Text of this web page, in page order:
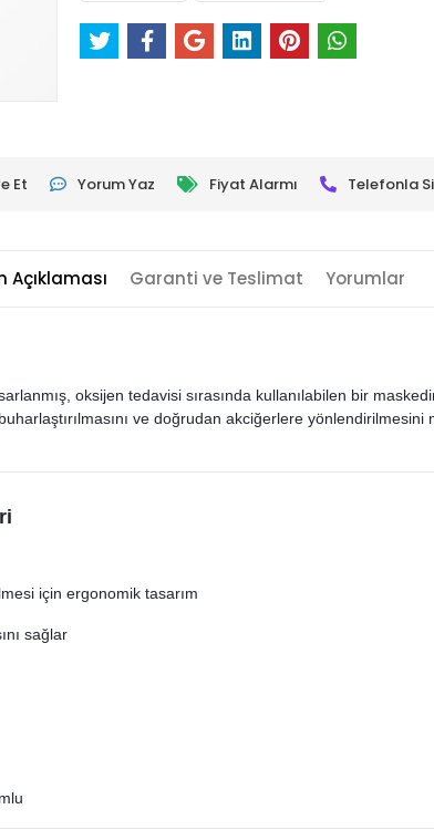
Et Yorum Yaz Fiyat Alarmı Telefonla
Açıklaması Garanti ve Teslimat Yorumlar
oksijen tedavisi sırasında kullanılabilen bir
ve doğrudan akciğerlere
için ergonomik tasarım
sağlar